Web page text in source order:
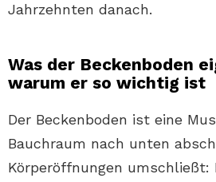
Jahrzehnten danach.
Was der Beckenboden
warum er so wichtig ist
Der Beckenboden ist eine
Bauchraum nach unten
Körperöffnungen umschließt: